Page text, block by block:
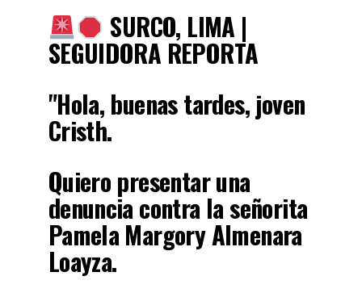
SURCO, LIMA |
SEGUIDORA REPORTA
"Hola, buenas tardes, joven
Cristh.
Quiero presentar una
denuncia contra la señorita
Pamela Margory Almenara
Loayza.